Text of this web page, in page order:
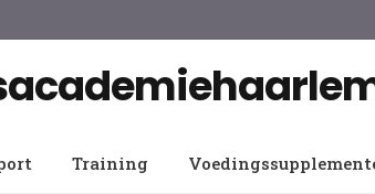
Training